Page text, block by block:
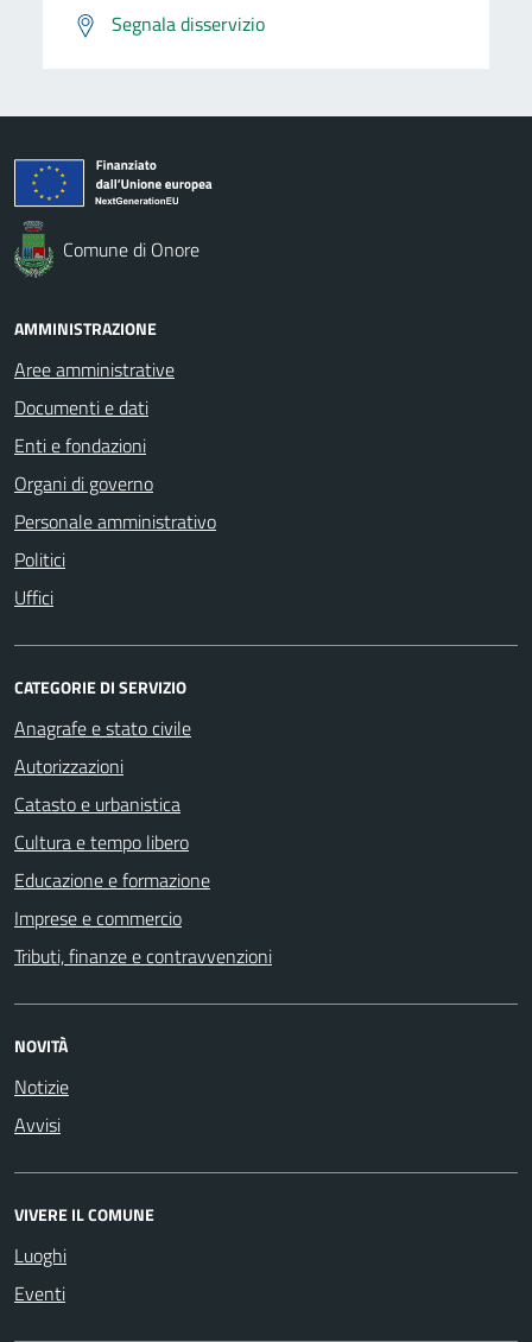
Segnala disservizio
Comune di Onore
AMMINISTRAZIONE
Aree amministrative
Documenti e dati
Enti e fondazioni
Organi di governo
Personale amministrativo
Politici
Uffici
CATEGORIE DI SERVIZIO
Anagrafe e stato civile
Autorizzazioni
Catasto e urbanistica
Cultura e tempo libero
Educazione e formazione
Imprese e commercio
Tributi, finanze e contravvenzioni
NOVITÀ
Notizie
Avvisi
VIVERE IL COMUNE
Luoghi
Eventi